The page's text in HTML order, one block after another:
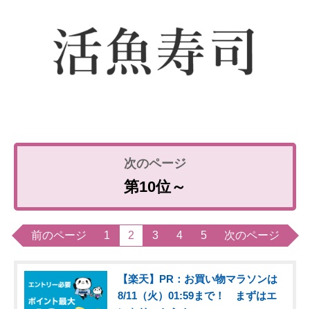
第10位～
前のページ 1 2 3 4 5 次のページ
【楽天】PR：お買い物マラソンは
8/11（火）01:59まで！ まずはエ